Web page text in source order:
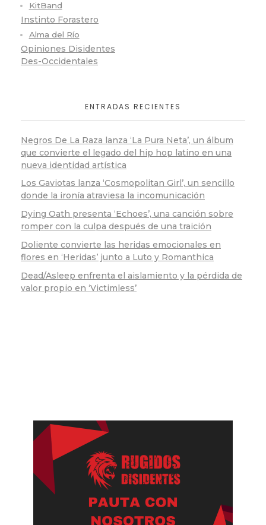
KitBand
Instinto Forastero
Alma del Río
Opiniones Disidentes
Des-Occidentales
ENTRADAS RECIENTES
Negros De La Raza lanza ‘La Pura Neta’, un álbum
que convierte el legado del hip hop latino en una
nueva identidad artística
Los Gaviotas lanza ‘Cosmopolitan Girl’, un sencillo
donde la ironía atraviesa la incomunicación
Dying Oath presenta ‘Echoes’, una canción sobre
romper con la culpa después de una traición
Doliente convierte las heridas emocionales en
flores en ‘Heridas’ junto a Luto y Romanthica
Dead/Asleep enfrenta el aislamiento y la pérdida de
valor propio en ‘Victimless’